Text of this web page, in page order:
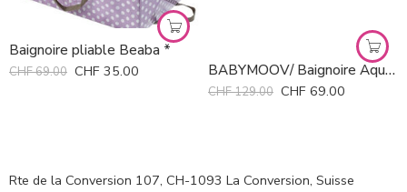
Baignoire pliable Beaba *
CHF69.00 CHF 35.00 BABYMOOV/ Baignoire Aqua Scale
CHF129.00 CHF 69.00
Rte de la Conversion 107, CH-1093 La Conversion, Suisse